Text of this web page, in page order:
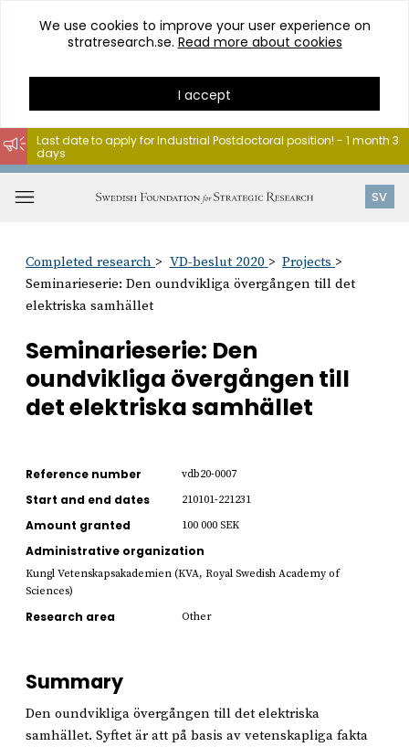
Go
content
We use cookies to improve your user experience on
stratresearch.se. Read more about cookies
I accept
SV
Last date to apply for Industrial Postdoctoral position! - 1 month 3
days
Completed research VD-beslut 2020
Projects
Seminarieserie: Den oundvikliga övergången till det
elektriska samhället
Seminarieserie: Den
oundvikliga övergången till
det elektriska samhället
Reference number vdb20-0007
Start and end dates 210101-221231
Amount granted 100 000 SEK
Administrative organization
Kungl Vetenskapsakademien (KVA, Royal Swedish Academy of
Sciences)
Research area Other
Summary
Den oundvikliga övergången till det elektriska
samhället. Syftet är att på basis av vetenskapliga fakta